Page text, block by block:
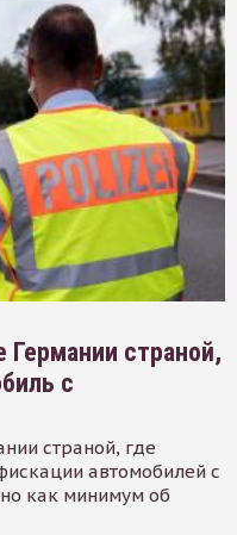
Германии страной,
с
страной, где
автомобилей с
как минимум об